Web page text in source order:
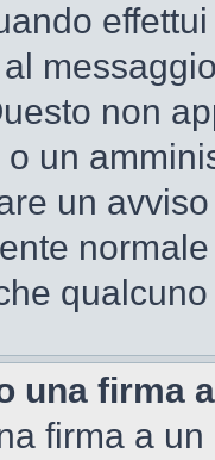
non
un
un
una firma
firma a